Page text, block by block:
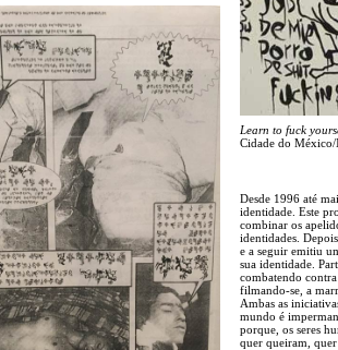
Learn to fuck
Cidade do
Desde 1996 até
identidade. Este
combinar os
identidades.
e a seguir emitiu
sua identidade.
combatendo
filmando-se, a
Ambas as
mundo é
porque, os seres
quer queiram,